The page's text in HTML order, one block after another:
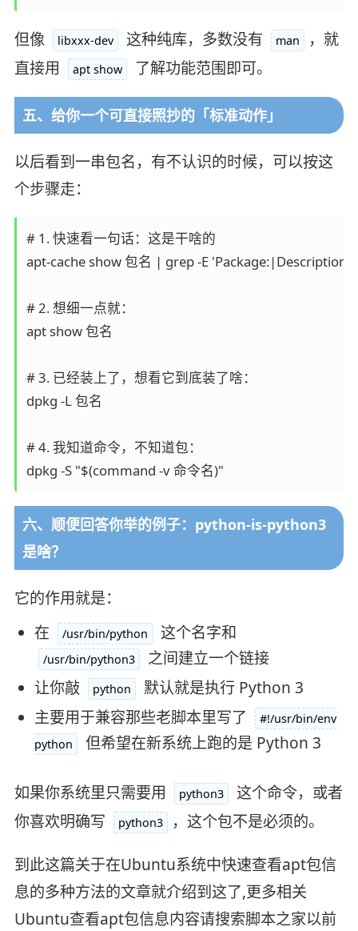
但像 libxxx-dev 这种纯库，多数没有 man
，就
直接用
apt show 了解功能范围即可。
五、给你一个可直接照抄的「标准动作」
以后看到一串包名，有不认识的时候，可以按这
个步骤走：
# 1. 快速看一句话：这是干啥的
apt-cache show 包名 | grep -E 'Package:|Description'
# 2. 想细一点就：
apt show 包名
# 3. 已经装上了，想看它到底装了啥：
dpkg -L 包名
# 4. 我知道命令，不知道包：
六、顺便回答你举的例子：python-is-python3
是啥？
它的作用就是：
在
/usr/bin/python 这个名字和
/usr/bin/python3
之间建立一个链接
让你敲
python
默认就是执行 Python 3
主要用于兼容那些老脚本里写了
#!/usr/bin/env
python
但希望在新系统上跑的是 Python 3
如果你系统里只需要用 python3
这个命令，或者
你喜欢明确写
python3 ，这个包不是必须的。
到此这篇关于在Ubuntu系统中快速查看apt包信
息的多种方法的文章就介绍到这了,更多相关
Ubuntu查看apt包信息内容请搜索脚本之家以前